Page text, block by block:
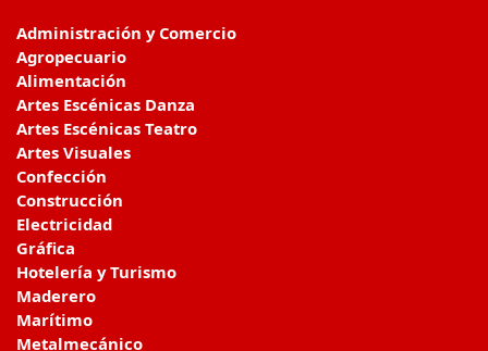
Administración y Comercio
Agropecuario
Alimentación
Artes Escénicas Danza
Artes Escénicas Teatro
Artes Visuales
Confección
Construcción
Electricidad
Gráfica
Hotelería y Turismo
Maderero
Marítimo
Metalmecánico